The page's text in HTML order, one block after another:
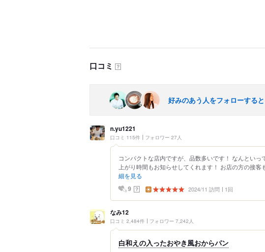
口コミ ？
好みのあう人をフォローする
n.yu1221
口コミ 115件 フォロワー 27人
コンパクトな店内ですが、品数多いです！ なんとい
上がり時間もお知らせしてくれます！ お店の方の接
細を見る
9 ？ 2024/11 訪問 1回
なみ12
口コミ 2,484件 フォロワー 7,242人
白和えの入ったおやき風おからパン